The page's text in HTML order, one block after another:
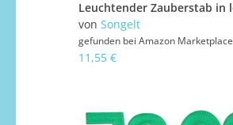
von Songelt
gefunden bei Amazon Marketplace
11,55 €